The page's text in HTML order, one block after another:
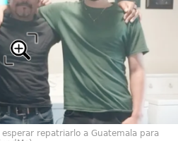
esperar repatriarlo a Guatemala para